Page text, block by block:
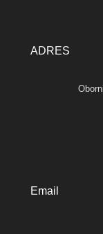
ADRES
Email